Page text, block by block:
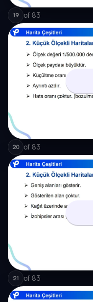
19 of 83
20 of 83
21 of 83